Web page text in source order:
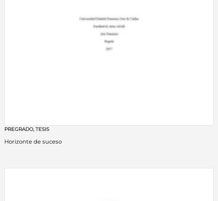
PREGRADO, TESIS
Horizonte de suceso